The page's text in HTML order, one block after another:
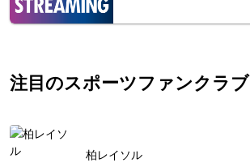
注目のスポーツファンクラブ
柏レイソル